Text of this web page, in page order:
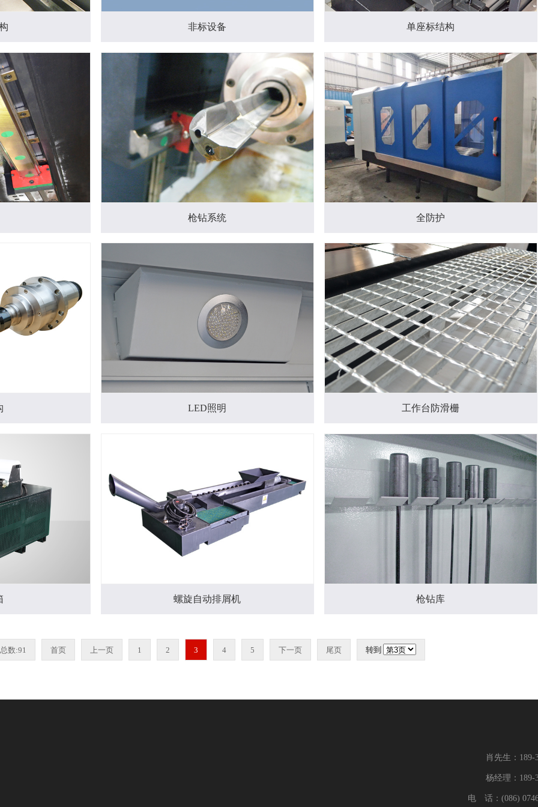
非标设备 单座标结构
枪钻系统 全防护
LED照明 工作台防滑栅
螺旋自动排屑机 枪钻库
总数:91 首页 上一页 1 2 3 4 5 下一页 尾页 转到
肖先生：189-
杨经理：189-
电 话：(086)